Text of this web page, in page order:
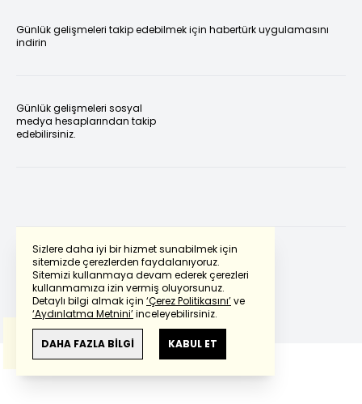
Sizlere daha iyi bir hizmet sunabilmek için
sitemizde çerezlerden faydalanıyoruz.
Sitemizi kullanmaya devam ederek çerezleri
kullanmamıza izin vermiş oluyorsunuz.
Detaylı bilgi almak için ‘Çerez Politikasını’ve
‘Aydınlatma Metnini’inceleyebilirsiniz.
DAHA FAZLA BİLGİ KABUL ET
Günlük gelişmeleri takip edebilmek için habertürk uygulamasını
indirin
Günlük gelişmeleri sosyal
medya hesaplarından takip
edebilirsiniz.
Powered by Translate
Bu çevirideGoogle Transletekullanılmıştır.
Anlam ve çeviri hatalarından
haberturk.com
sorumlu değildir.